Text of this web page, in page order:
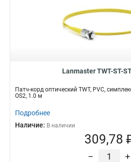
Lanmaster TWT-ST-
Патч-корд оптический TWT, PVC,
OS2, 1.0 м
Подробнее
Наличие: В наличии
309,78
– +